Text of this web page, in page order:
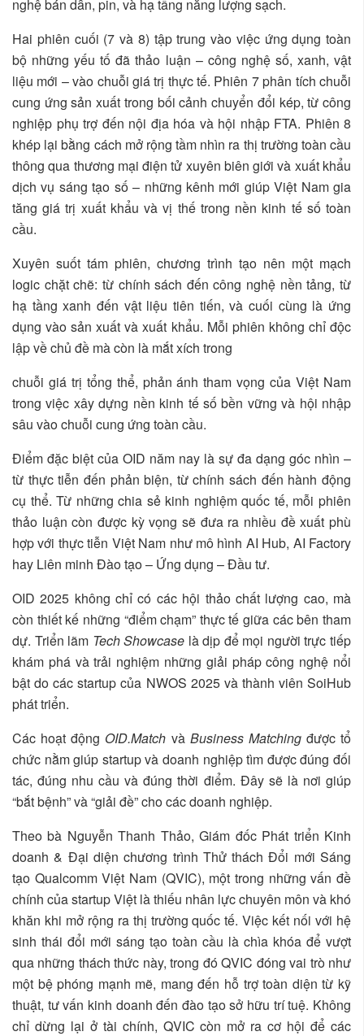
nghệ bán dẫn, pin, và hạ tầng năng lượng sạch.
Hai phiên cuối (7 và 8) tập trung vào việc ứng dụng toàn
bộ những yếu tố đã thảo luận – công nghệ số, xanh, vật
liệu mới – vào chuỗi giá trị thực tế. Phiên 7 phân tích chuỗi
cung ứng sản xuất trong bối cảnh chuyển đổi kép, từ công
nghiệp phụ trợ đến nội địa hóa và hội nhập FTA. Phiên 8
khép lại bằng cách mở rộng tầm nhìn ra thị trường toàn cầu
thông qua thương mại điện tử xuyên biên giới và xuất khẩu
dịch vụ sáng tạo số – những kênh mới giúp Việt Nam gia
tăng giá trị xuất khẩu và vị thế trong nền kinh tế số toàn
cầu.
Xuyên suốt tám phiên, chương trình tạo nên một mạch
logic chặt chẽ: từ chính sách đến công nghệ nền tảng, từ
hạ tầng xanh đến vật liệu tiên tiến, và cuối cùng là ứng
dụng vào sản xuất và xuất khẩu. Mỗi phiên không chỉ độc
lập về chủ đề mà còn là mắt xích trong
chuỗi giá trị tổng thể, phản ánh tham vọng của Việt Nam
trong việc xây dựng nền kinh tế số bền vững và hội nhập
sâu vào chuỗi cung ứng toàn cầu.
Điểm đặc biệt của OID năm nay là sự đa dạng góc nhìn –
từ thực tiễn đến phản biện, từ chính sách đến hành động
cụ thể. Từ những chia sẻ kinh nghiệm quốc tế, mỗi phiên
thảo luận còn được kỳ vọng sẽ đưa ra nhiều đề xuất phù
hợp với thực tiễn Việt Nam như mô hình AI Hub, AI Factory
hay Liên minh Đào tạo – Ứng dụng – Đầu tư.
OID 2025 không chỉ có các hội thảo chất lượng cao, mà
còn thiết kế những “điểm chạm” thực tế giữa các bên tham
dự. Triển lãm Tech Showcase là dịp để mọi người trực tiếp
khám phá và trải nghiệm những giải pháp công nghệ nổi
bật do các startup của NWOS 2025 và thành viên SoiHub
phát triển.
Các hoạt động OID.Match và Business Matching được tổ
chức nằm giúp startup và doanh nghiệp tìm được đúng đối
tác, đúng nhu cầu và đúng thời điểm. Đây sẽ là nơi giúp
“bắt bệnh” và “giải đề” cho các doanh nghiệp.
Theo bà Nguyễn Thanh Thảo, Giám đốc Phát triển Kinh
doanh & Đại diện chương trình Thử thách Đổi mới Sáng
tạo Qualcomm Việt Nam (QVIC), một trong những vấn đề
chính của startup Việt là thiếu nhân lực chuyên môn và khó
khăn khi mở rộng ra thị trường quốc tế. Việc kết nối với hệ
sinh thái đổi mới sáng tạo toàn cầu là chìa khóa để vượt
qua những thách thức này, trong đó QVIC đóng vai trò như
một bệ phóng mạnh mẽ, mang đến hỗ trợ toàn diện từ kỹ
thuật, tư vấn kinh doanh đến đào tạo sở hữu trí tuệ. Không
chỉ dừng lại ở tài chính, QVIC còn mở ra cơ hội để các